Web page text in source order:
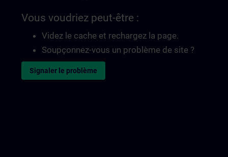
Vous voudriez peut-être :
Videz le cache et rechargez la page.
Soupçonnez-vous un problème de site ?
Signaler le problème